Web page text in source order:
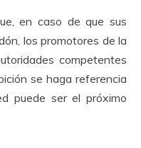
en caso de que sus
los promotores de la
competentes
se haga referencia
puede ser el próximo